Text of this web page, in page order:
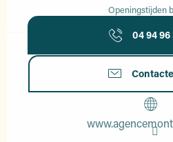
Openingstijden
04 94 96